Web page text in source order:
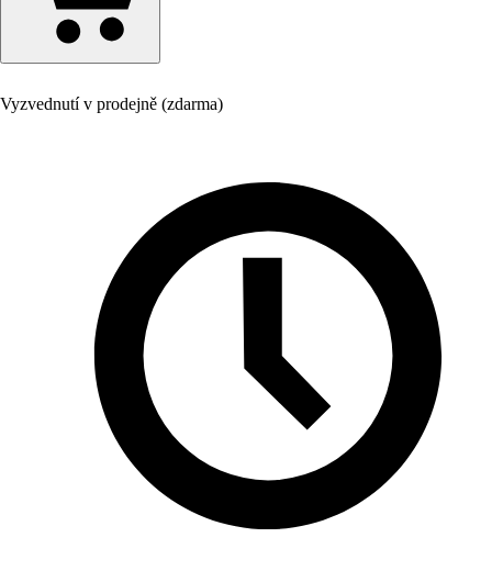
Vyzvednutí v prodejně (zdarma)